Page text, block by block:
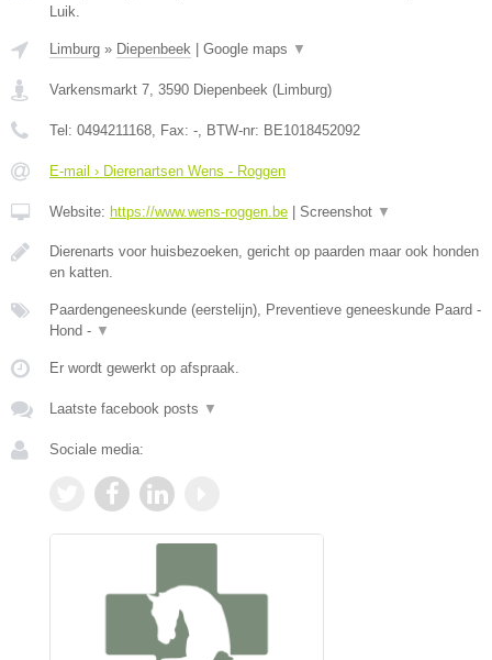
Luik.
Limburg » Diepenbeek | Google maps ▼
Varkensmarkt 7 3590 Diepenbeek (Limburg)
Tel: 0494211168 , Fax: - , BTW-nr: BE1018452092
E-mail › Dierenartsen Wens - Roggen
Website: https://www.wens-roggen.be | Screenshot ▼
Dierenarts voor huisbezoeken, gericht op paarden maar ook honden
en katten.
Paardengeneeskunde (eerstelijn), Preventieve geneeskunde Paard -
Hond - ▼
Er wordt gewerkt op afspraak.
Laatste facebook posts ▼
Sociale media: